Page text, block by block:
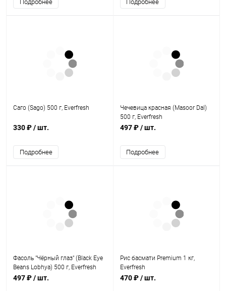
Подробнее Подробнее
Саго (Sago) 500 г, Everfresh
330 ₽/ шт.
Подробнее
Чечевица красная (Masoor Dal)
500 г, Everfresh
497 ₽/ шт.
Подробнее
Фасоль "Чёрный глаз" (Black Eye
Beans Lobhya) 500 г, Everfresh
497 ₽/ шт.
Рис басмати Premium 1 кг,
Everfresh
470 ₽/ шт.